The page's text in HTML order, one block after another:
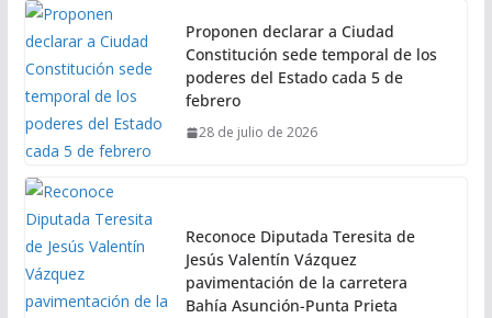
Proponen declarar a Ciudad
Constitución sede temporal de los
poderes del Estado cada 5 de
febrero
28 de julio de 2026
Reconoce Diputada Teresita de
Jesús Valentín Vázquez
pavimentación de la carretera
Bahía Asunción-Punta Prieta